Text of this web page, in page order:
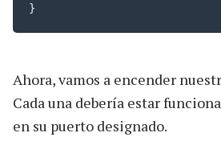
}
Ahora, vamos a encender
Cada una debería estar
en su puerto designado.